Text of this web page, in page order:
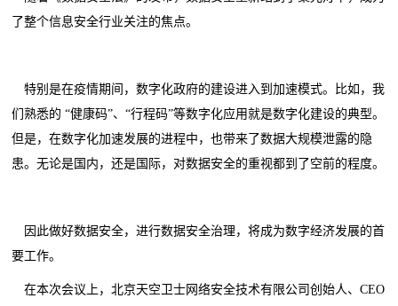
了整个信息安全行业关注的焦点。
特别是在疫情期间，数字化政府的建设进入到加速模式。比如，我
们熟悉的 “健康码”、“行程码”等数字化应用就是数字化建设的典型。
但是，在数字化加速发展的进程中，也带来了数据大规模泄露的隐
患。无论是国内，还是国际，对数据安全的重视都到了空前的程度。
因此做好数据安全，进行数据安全治理，将成为数字经济发展的首
要工作。
在本次会议上，北京天空卫士网络安全技术有限公司创始人、CEO